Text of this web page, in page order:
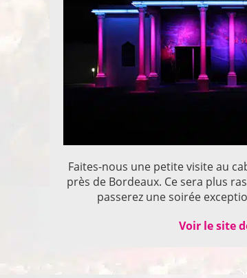
Faites-nous une petite visite au
près de Bordeaux. Ce sera plus
passerez une soirée
Voir le site